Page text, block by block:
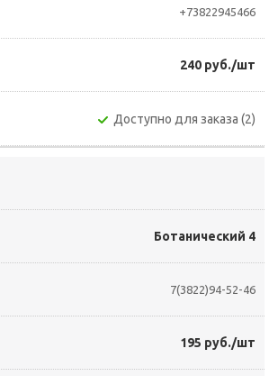
+73822945466
240 руб./шт
Доступно для заказа (2)
Ботанический 4
7(3822)94-52-46
195 руб./шт